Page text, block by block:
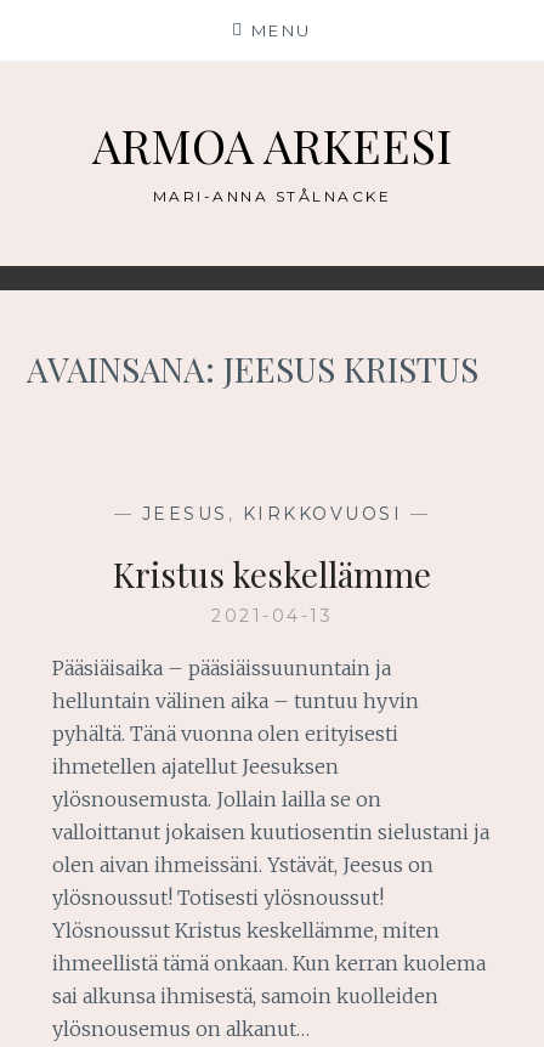
MENU
ARMOA ARKEESI
MARI-ANNA STÅLNACKE
AVAINSANA:JEESUS KRISTUS
— JEESUS , KIRKKOVUOSI —
Kristus keskellämme
2021-04-13
Pääsiäisaika – pääsiäissuununtain ja
helluntain välinen aika – tuntuu hyvin
pyhältä. Tänä vuonna olen erityisesti
ihmetellen ajatellut Jeesuksen
ylösnousemusta. Jollain lailla se on
valloittanut jokaisen kuutiosentin sielustani ja
olen aivan ihmeissäni. Ystävät, Jeesus on
ylösnoussut! Totisesti ylösnoussut!
Ylösnoussut Kristus keskellämme, miten
ihmeellistä tämä onkaan. Kun kerran kuolema
sai alkunsa ihmisestä, samoin kuolleiden
ylösnousemus on alkanut…